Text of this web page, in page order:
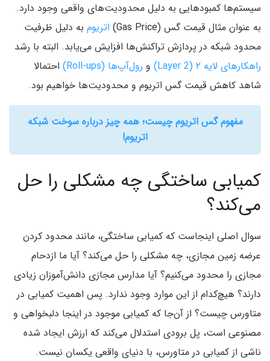
سیستم‌ها کمبودهایی به دلیل محدودیت‌های واقعی وجود دارد.
به عنوان مثال قیمت گس (Gas Price)
اتریوم به دلیل ظرفیت
محدود شبکه در پردازش تراکنش‌ها افزایش می‌یابد. البته با رشد
راهکارهای لایه ۲ (Layer 2)
و رول‌آپ‌ها (Roll-ups)
احتمالا
شاهد کاهش قیمت گس اتریوم و محدودیت‌ها خواهیم بود.
مفهوم گس اتریوم چیست؛ همه چیز درباره سوخت شبکه
اتریوم!
کمیابی ساختگی چه مشکلی را حل
می‌کند؟
سوال اصلی اینجاست که کمیابی ساختگی، مانند محدود کردن
عرضه زمین مجازی، چه مشکلی را حل می‌کند؟ آیا ما ازدحام
مجازی را محدود می‌کنیم؟ آیا مدارس مجازی دانش‌آموزان زیادی
دارند؟ هیچ‌کدام از این موارد وجود ندارد. پس اهمیت کمیابی در
متاورس چیست؟ از آن‌جا که کمیابی موجود در اینجا دلبخواهی و
مصنوعی است، پل برودی استدلال می‌کند که ارزش ایجاد شده
ناشی از کمیابی در متاورس، با دنیای واقعی یکسان نیست.